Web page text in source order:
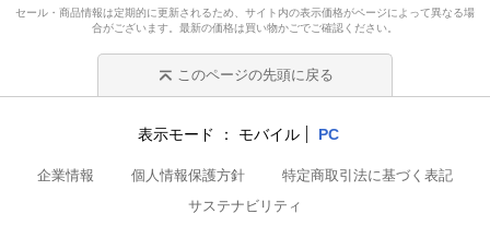
セール・商品情報は定期的に更新されるため、サイト内の表示価格がページによって異なる場
合がございます。最新の価格は買い物かごでご確認ください。
このページの先頭に戻る
表示モード モバイル PC
企業情報 個人情報保護方針
特定商取引法に基づく表記
サステナビリティ